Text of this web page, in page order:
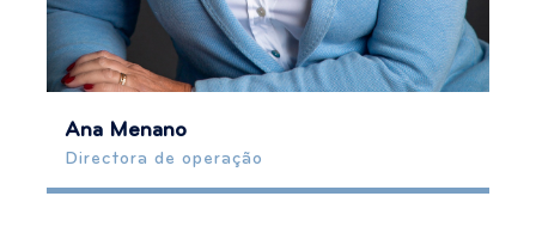
Ana Menano
Directora de operação